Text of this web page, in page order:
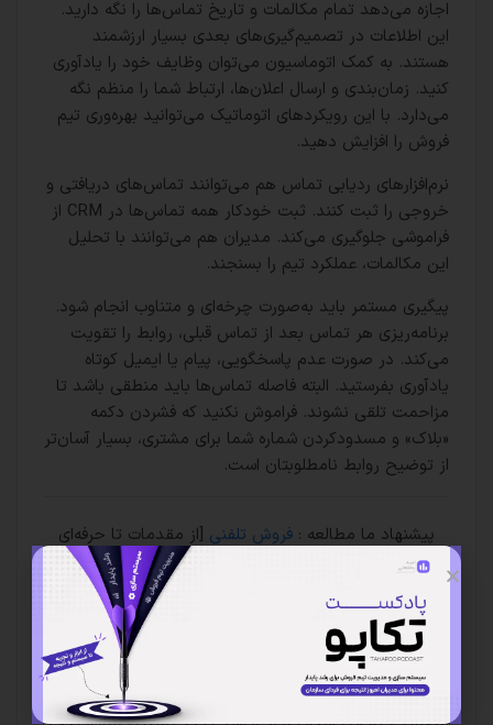
اجازه می‌دهد تمام مکالمات و تاریخ تماس‌ها را نگه دارید.
این اطلاعات در تصمیم‌گیری‌های بعدی بسیار ارزشمند
هستند. به کمک اتوماسیون می‌توان وظایف خود را یادآوری
کنید. زمان‌بندی و ارسال اعلان‌ها، ارتباط شما را منظم نگه
می‌دارد. با این رویکردهای اتوماتیک می‌توانید بهره‌وری تیم
فروش را افزایش دهید.
نرم‌افزارهای ردیابی تماس هم می‌توانند تماس‌های دریافتی و
خروجی را ثبت کنند. ثبت خودکار همه تماس‌ها در CRM از
فراموشی جلوگیری می‌کند. مدیران هم می‌توانند با تحلیل
این مکالمات، عملکرد تیم را بسنجند.
پیگیری مستمر باید به‌صورت چرخه‌ای و متناوب انجام شود.
برنامه‌ریزی هر تماس بعد از تماس قبلی، روابط را تقویت
می‌کند. در صورت عدم پاسخگویی، پیام‌ یا ایمیل کوتاه
یادآوری بفرستید. البته فاصله تماس‌ها باید منطقی باشد تا
مزاحمت تلقی نشوند. فراموش نکنید که فشردن دکمه
«بلاک» و مسدودکردن شماره شما برای مشتری، بسیار آسان‌تر
از توضیح روابط نامطلوبتان است.
پیشنهاد ما مطالعه : فروش تلفنی [از مقدمات تا حرفه‌ای
فناوری‌های نوین در پیگیری تلفنی
این روزها شرکت‌های بزرگ برای ارتباط با مشتریان خود از
فناوری‌های متنوعی استفاده می‌کنند؛ مثل ابزارهای هوش